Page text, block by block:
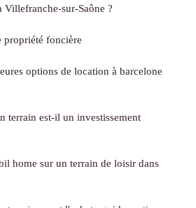
sur-Saône ?
propriété foncière
options de location à barcelone
terrain est-il un investissement
home sur un terrain de loisir dans